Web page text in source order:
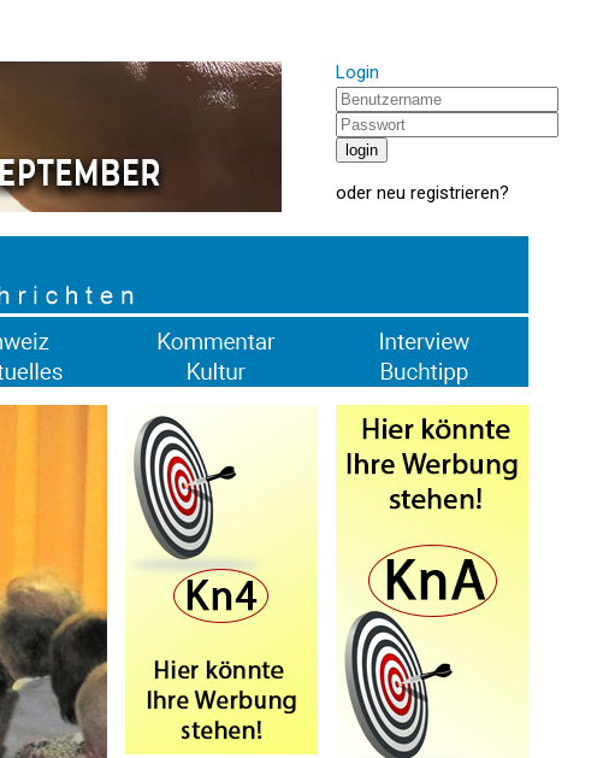
Login
oder neu registrieren?